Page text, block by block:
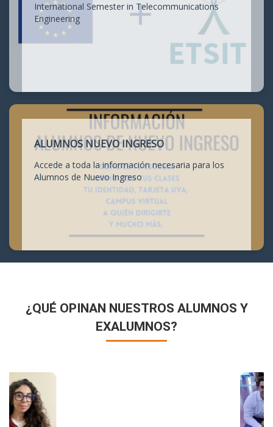
International Semester in Telecommunications
Engineering
ALUMNOS NUEVO INGRESO
Accede a toda la información necesaria para los
Alumnos de Nuevo Ingreso
¿QUÉ OPINAN NUESTROS ALUMNOS Y
EXALUMNOS?